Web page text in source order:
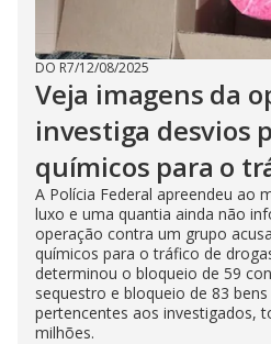
DO R7/12/08/2025
Veja imagens da
investiga desvios
químicos para o
A Polícia Federal apreendeu ao
luxo e uma quantia ainda não
operação contra um grupo
químicos para o tráfico de
determinou o bloqueio de 59
sequestro e bloqueio de 83
pertencentes aos investigados,
milhões.